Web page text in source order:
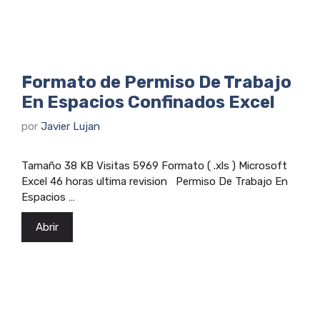
Formato de Permiso De Trabajo
En Espacios Confinados Excel
por Javier Lujan
Tamaño 38 KB Visitas 5969 Formato ( .xls ) Microsoft
Excel 46 horas ultima revision Permiso De Trabajo En
Espacios …
Abrir